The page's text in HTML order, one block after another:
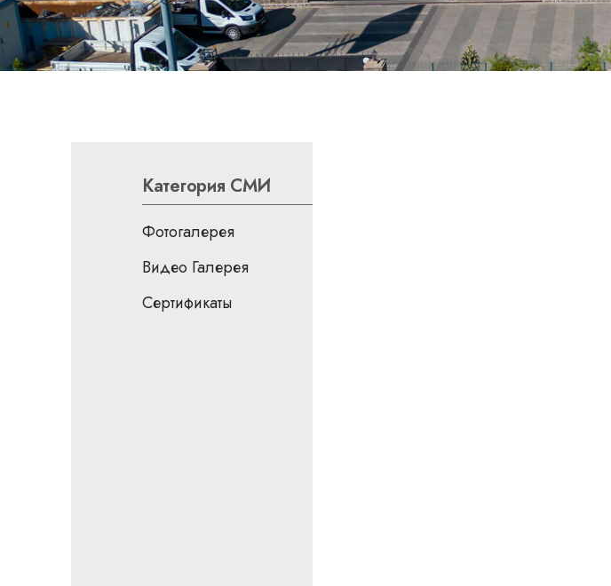
Категория СМИ
Фотогалерея
Видео Галерея
Сертификаты